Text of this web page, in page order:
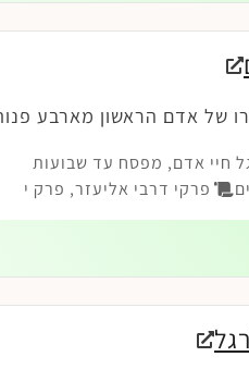
של אדם הראשון מארבע
חיי אדם, מפסח עד שבועות
פרקי דרבי אליעזר, פרק י